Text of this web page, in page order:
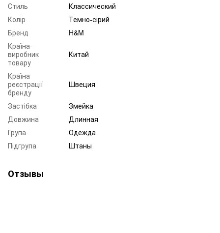
Стиль
Классический
Колір
Темно-сірий
Бренд
H&M
Країна-
виробник
товару
Китай
Країна
реєстрації
бренду
Швеция
Застібка
Змейка
Довжина
Длинная
Група
Одежда
Підгрупа
Штаны
Отзывы